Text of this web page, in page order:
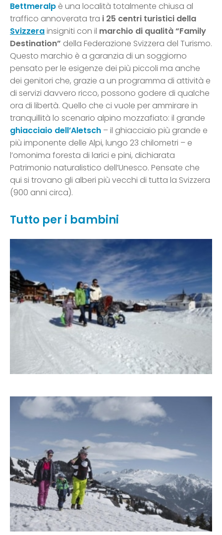
Bettmeralp è una località totalmente chiusa al
traffico annoverata tra i 25 centri turistici della
Svizzerainsigniti con il marchio di qualità “Family
Destination” della Federazione Svizzera del Turismo.
Questo marchio è a garanzia di un soggiorno
pensato per le esigenze dei più piccoli ma anche
dei genitori che, grazie a un programma di attività e
di servizi davvero ricco, possono godere di qualche
ora di libertà. Quello che ci vuole per ammirare in
tranquillità lo scenario alpino mozzafiato: il grande
ghiacciaio dell’Aletsch – il ghiacciaio più grande e
più imponente delle Alpi, lungo 23 chilometri – e
l’omonima foresta di larici e pini, dichiarata
Patrimonio naturalistico dell’Unesco. Pensate che
qui si trovano gli alberi più vecchi di tutta la Svizzera
(900 anni circa).
Tutto per i bambini